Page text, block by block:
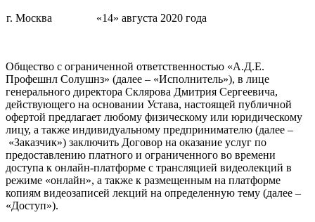
г. Москва «14» августа 2020 года
Общество с ограниченной ответственностью «А.Д.Е.
Профешнл Солушнз» (далее – «Исполнитель»), в лице
генерального директора Склярова Дмитрия Сергеевича,
действующего на основании Устава, настоящей публичной
офертой предлагает любому физическому или юридическому
лицу, а также индивидуальному предпринимателю (далее –
«Заказчик») заключить Договор на оказание услуг по
предоставлению платного и ограниченного во времени
доступа к онлайн-платформе с трансляцией видеолекций в
режиме «онлайн», а также к размещенным на платформе
копиям видеозаписей лекций на определенную тему (далее –
«Доступ»).